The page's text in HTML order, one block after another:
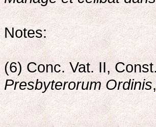
Notes:
(6) Conc. Vat. II,
Presbyterorum Ordinis